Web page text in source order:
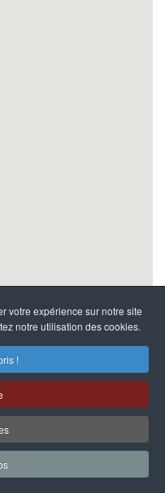
votre expérience sur notre site
notre utilisation des cookies.
!